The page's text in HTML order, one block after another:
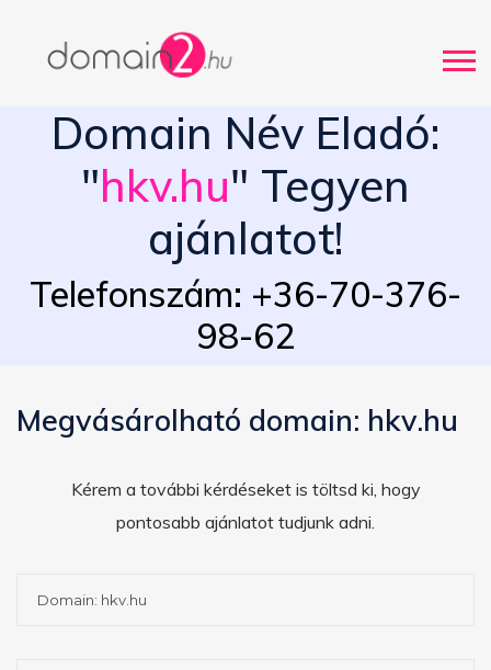
Domain Név Eladó:
"hkv.hu" Tegyen
ajánlatot!
Telefonszám: +36-70-376-
98-62
Megvásárolható domain: hkv.hu
Kérem a további kérdéseket is töltsd ki, hogy
pontosabb ajánlatot tudjunk adni.